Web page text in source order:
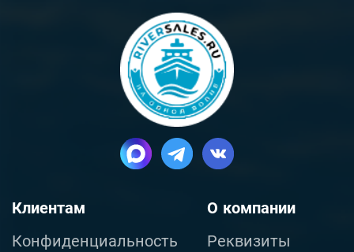
Клиентам
Конфиденциальность
О компании
Реквизиты